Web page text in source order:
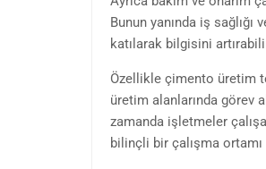
Bunun yanında iş
katılarak bilgisini
Özellikle çimento üretim
üretim alanlarında görev
zamanda işletmeler
bilinçli bir çalışma